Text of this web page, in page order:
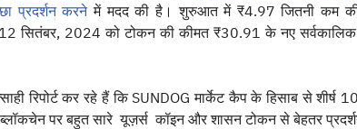
प्रदर्शन करनेमें मदद की है। शुरुआत में ₹4.97 जितनी कम
सितंबर, 2024 को टोकन की कीमत ₹30.91 के नए
रिपोर्ट कर रहे हैं कि SUNDOG मार्केट कैप के हिसाब से शीर्ष
पर बहुत सारे यूज़र्स कॉइन और शासन टोकन से बेहतर